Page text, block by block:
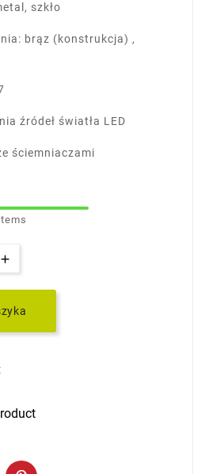
szkło
brąz (konstrukcja) ,
źródeł światła LED
ściemniaczami